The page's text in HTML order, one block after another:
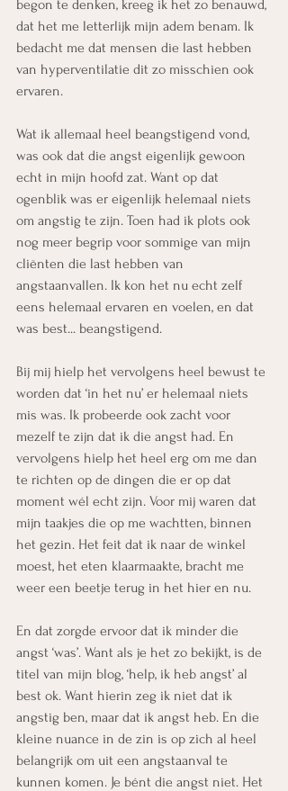
begon te denken, kreeg ik het zo benauwd,
dat het me letterlijk mijn adem benam. Ik
bedacht me dat mensen die last hebben
van hyperventilatie dit zo misschien ook
ervaren.
Wat ik allemaal heel beangstigend vond,
was ook dat die angst eigenlijk gewoon
echt in mijn hoofd zat. Want op dat
ogenblik was er eigenlijk helemaal niets
om angstig te zijn. Toen had ik plots ook
nog meer begrip voor sommige van mijn
cliënten die last hebben van
angstaanvallen. Ik kon het nu echt zelf
eens helemaal ervaren en voelen, en dat
was best... beangstigend.
Bij mij hielp het vervolgens heel bewust te
worden dat ‘in het nu’ er helemaal niets
mis was. Ik probeerde ook zacht voor
mezelf te zijn dat ik die angst had. En
vervolgens hielp het heel erg om me dan
te richten op de dingen die er op dat
moment wél echt zijn. Voor mij waren dat
mijn taakjes die op me wachtten, binnen
het gezin. Het feit dat ik naar de winkel
moest, het eten klaarmaakte, bracht me
weer een beetje terug in het hier en nu.
En dat zorgde ervoor dat ik minder die
angst ‘was’. Want als je het zo bekijkt, is de
titel van mijn blog, ‘help, ik heb angst’ al
best ok. Want hierin zeg ik niet dat ik
angstig ben, maar dat ik angst heb. En die
kleine nuance in de zin is op zich al heel
belangrijk om uit een angstaanval te
kunnen komen. Je bént die angst niet. Het